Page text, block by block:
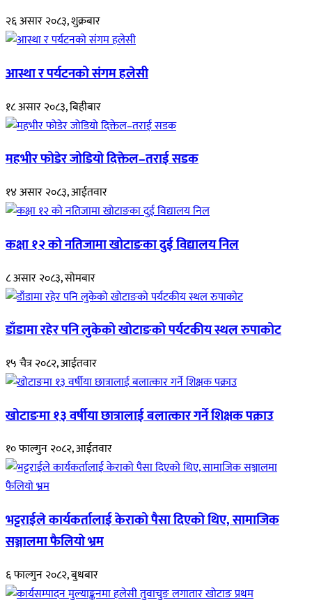
२६ असार २०८३, शुक्रबार
आस्था र पर्यटनको संगम हलेसी
१८ असार २०८३, बिहीबार
महभीर फोडेर जोडियो दिक्तेल–तराई सडक
१४ असार २०८३, आईतवार
कक्षा १२ को नतिजामा खोटाङका दुई विद्यालय निल
८ असार २०८३, सोमबार
डाँडामा रहेर पनि लुकेको खोटाङको पर्यटकीय स्थल रुपाकोट
१५ चैत्र २०८२, आईतवार
खोटाङमा १३ वर्षीया छात्रालाई बलात्कार गर्ने शिक्षक पक्राउ
१० फाल्गुन २०८२, आईतवार
भट्टराईले कार्यकर्तालाई केराको पैसा दिएको थिए, सामाजिक
सञ्जालमा फैलियो भ्रम
६ फाल्गुन २०८२, बुधबार